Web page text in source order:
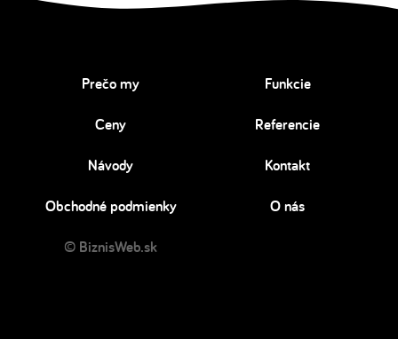
Prečo my Funkcie
Ceny Referencie
Návody Kontakt
Obchodné podmienky O nás
© BiznisWeb.sk